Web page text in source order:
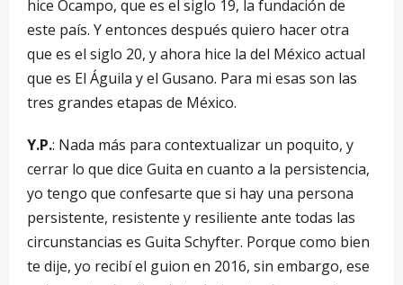
hice Ocampo, que es el siglo 19, la fundación de
este país. Y entonces después quiero hacer otra
que es el siglo 20, y ahora hice la del México actual
que es El Águila y el Gusano. Para mi esas son las
tres grandes etapas de México.
Y.P.: Nada más para contextualizar un poquito, y
cerrar lo que dice Guita en cuanto a la persistencia,
yo tengo que confesarte que si hay una persona
persistente, resistente y resiliente ante todas las
circunstancias es Guita Schyfter. Porque como bien
te dije, yo recibí el guion en 2016, sin embargo, ese